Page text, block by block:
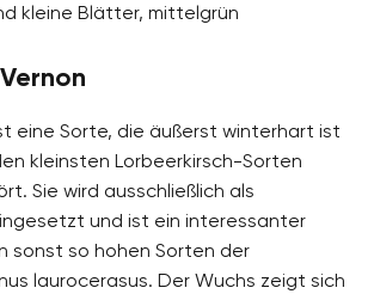
kleine Blätter, mittelgrün
eine Sorte, die äußerst winterhart ist
kleinsten Lorbeerkirsch-Sorten
Sie wird ausschließlich als
und ist ein interessanter
sonst so hohen Sorten der
laurocerasus. Der Wuchs zeigt sich